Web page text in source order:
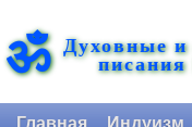
ॐ Духовные
Главная Индуизм